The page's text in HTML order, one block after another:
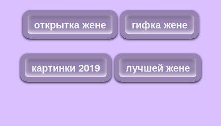
открытка жене гифка жене
картинки 2019 лучшей жене